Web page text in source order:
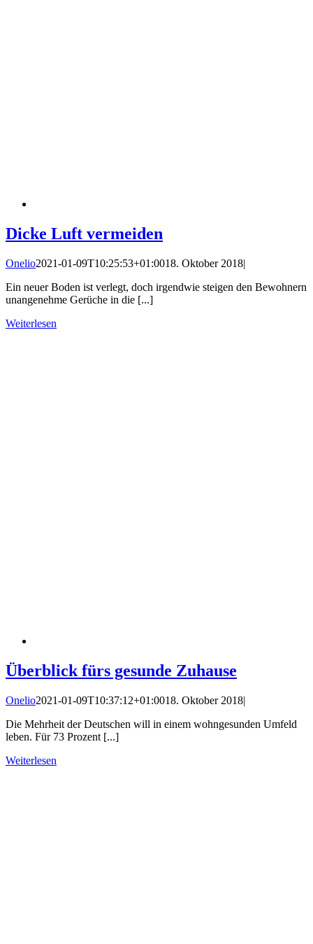
Dicke Luft vermeiden
Onelio2021-01-09T10:25:53+01:0018. Oktober 2018|
Ein neuer Boden ist verlegt, doch irgendwie steigen den Bewohnern
unangenehme Gerüche in die [...]
Weiterlesen
Überblick fürs gesunde Zuhause
Onelio2021-01-09T10:37:12+01:0018. Oktober 2018|
Die Mehrheit der Deutschen will in einem wohngesunden Umfeld
leben. Für 73 Prozent [...]
Weiterlesen